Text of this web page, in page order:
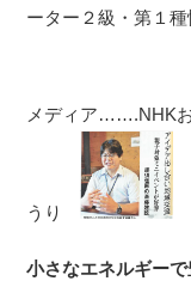
ーター２級・第１
メディア…….NHK
うり
小さなエネルギー